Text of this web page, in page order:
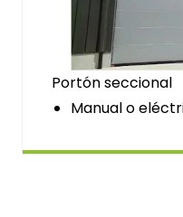
Portón seccional
Manual o